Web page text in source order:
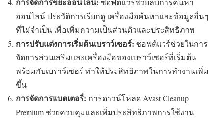
การจัดการขยะออนไลน์: ซอฟต์แวร์ช่วยลบการค้นหา
ออนไลน์ ประวัติการเรียกดู เครื่องมือค้นหาและข้อมูลอื่นๆ
ที่ไม่จำเป็น เพื่อเพิ่มความเป็นส่วนตัวและประสิทธิภาพ
การปรับแต่งการเริ่มต้นเบราว์เซอร์: ซอฟต์แวร์ช่วยในการ
จัดการส่วนเสริมและเครื่องมือของเบราว์เซอร์ที่เริ่มต้น
พร้อมกับเบราว์เซอร์ ทำให้ประสิทธิภาพในการทำงานเพิ่ม
ขึ้น
การจัดการแบตเตอรี่: การดาวน์โหลด Avast Cleanup
Premium ช่วยควบคุมและเพิ่มประสิทธิภาพการใช้งาน